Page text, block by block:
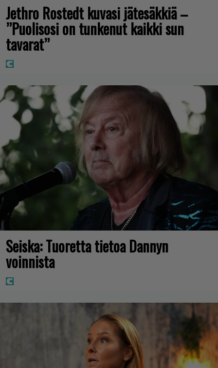
Jethro Rostedt kuvasi jätesäkkiä –
”Puolisosi on tunkenut kaikki sun
tavarat”
Seiska: Tuoretta tietoa Dannyn
voinnista